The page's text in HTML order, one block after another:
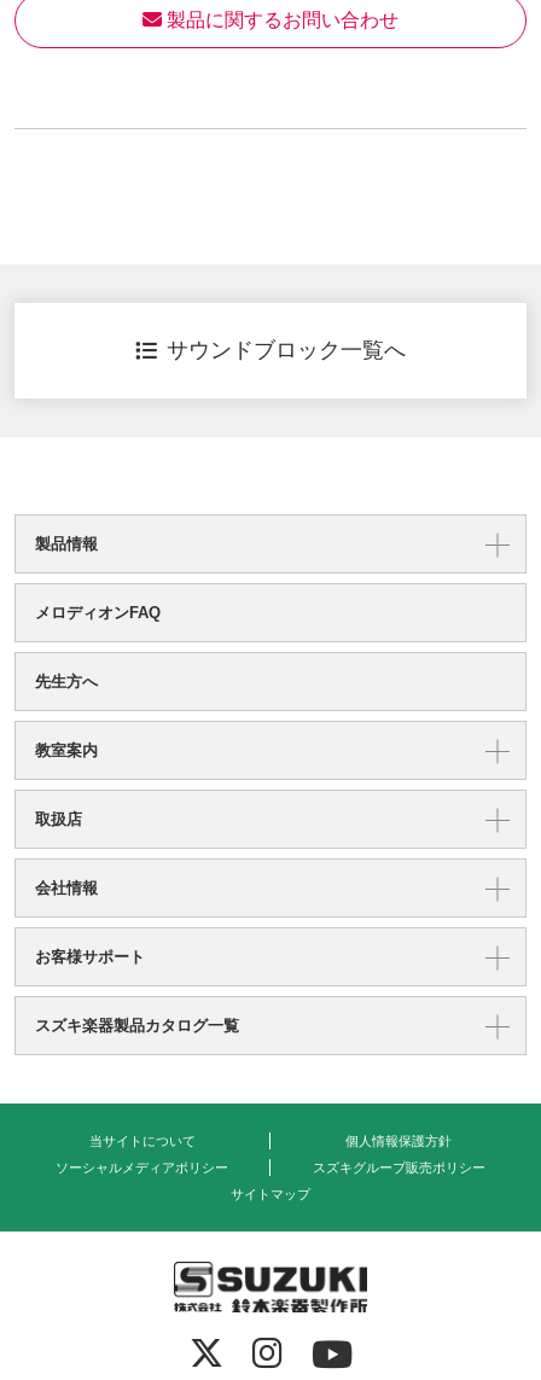
製品に関するお問い合わせ
サウンドブロック一覧へ
製品情報
メロディオンFAQ
先生方へ
教室案内
取扱店
会社情報
お客様サポート
スズキ楽器製品カタログ一覧
当サイトについて
個人情報保護方針
ソーシャルメディアポリシー
スズキグループ販売ポリシー
サイトマップ